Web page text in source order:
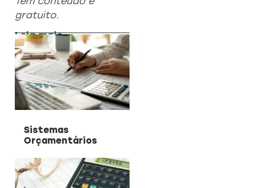
gratuito.
Leia mais
Sistemas
Orçamentários